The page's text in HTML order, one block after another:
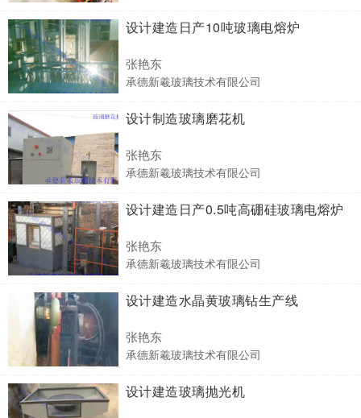
设计建造日产10吨玻璃电熔炉
张艳东
承德新羲玻璃技术有限公司
设计制造玻璃磨花机
张艳东
承德新羲玻璃技术有限公司
设计建造日产0.5吨高硼硅玻璃电熔炉
张艳东
承德新羲玻璃技术有限公司
设计建造水晶黄玻璃钻生产线
张艳东
承德新羲玻璃技术有限公司
设计建造玻璃抛光机